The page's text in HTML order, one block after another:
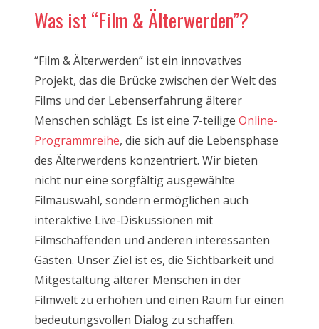
Was ist “Film & Älterwerden”?
“Film & Älterwerden” ist ein innovatives
Projekt, das die Brücke zwischen der Welt des
Films und der Lebenserfahrung älterer
Menschen schlägt. Es ist eine 7-teilige Online-
Programmreihe, die sich auf die Lebensphase
des Älterwerdens konzentriert. Wir bieten
nicht nur eine sorgfältig ausgewählte
Filmauswahl, sondern ermöglichen auch
interaktive Live-Diskussionen mit
Filmschaffenden und anderen interessanten
Gästen. Unser Ziel ist es, die Sichtbarkeit und
Mitgestaltung älterer Menschen in der
Filmwelt zu erhöhen und einen Raum für einen
bedeutungsvollen Dialog zu schaffen.